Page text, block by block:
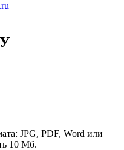
JPG, PDF, Word или
10 Мб.